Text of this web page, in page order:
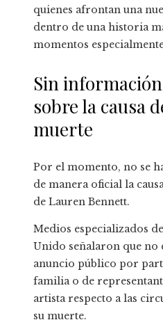
quienes afrontan una
dentro de una historia
momentos
Sin
sobre la causa
muerte
Por el momento, no se
de manera oficial la
de Lauren Bennett.
Medios especializados
Unido señalaron que no
anuncio público por
familia o de
artista respecto a las
su muerte.